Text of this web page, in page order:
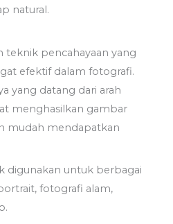
natural.
pencahayaan yang
efektif dalam fotografi.
yang datang dari arah
menghasilkan gambar
mudah mendapatkan
digunakan untuk berbagai
fotografi alam,